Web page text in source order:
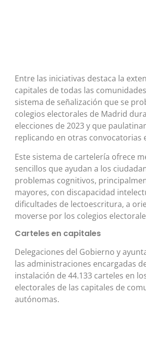
Entre las iniciativas destaca la
capitales de todas las
sistema de señalización que se
colegios electorales de Madrid
elecciones de 2023 y que
replicando en otras convocatorias
Este sistema de cartelería ofrece
sencillos que ayudan a los
problemas cognitivos,
mayores, con discapacidad
dificultades de lectoescritura, a
moverse por los colegios
Carteles en capitales
Delegaciones del Gobierno y
las administraciones encargadas
instalación de 44.133 carteles en
electorales de las capitales de
autónomas.